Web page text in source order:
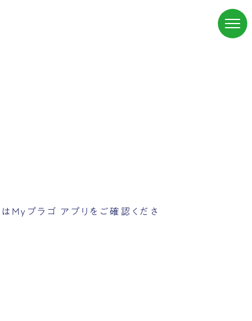
Myプラゴ アプリをご確認くださ